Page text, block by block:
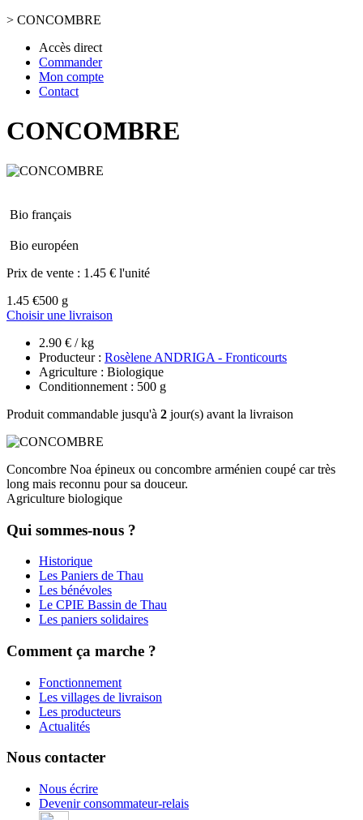
> CONCOMBRE
Accès direct
Commander
Mon compte
Contact
CONCOMBRE
Bio français
Bio européen
Prix de vente : 1.45 € l'unité
1.45 €500 g
Choisir une livraison
2.90 € / kg
Producteur : Rosèlene ANDRIGA - Fronticourts
Agriculture : Biologique
Conditionnement : 500 g
Produit commandable jusqu'à 2 jour(s) avant la livraison
Concombre Noa épineux ou concombre arménien coupé car très
long mais reconnu pour sa douceur.
Agriculture biologique
Qui sommes-nous ?
Historique
Les Paniers de Thau
Les bénévoles
Le CPIE Bassin de Thau
Les paniers solidaires
Comment ça marche ?
Fonctionnement
Les villages de livraison
Les producteurs
Actualités
Nous contacter
Nous écrire
Devenir consommateur-relais